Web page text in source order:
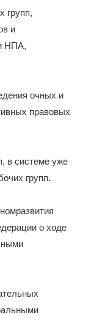
групп,
и
НПА,
очных и
правовых
в системе уже
групп.
о ходе